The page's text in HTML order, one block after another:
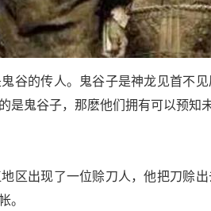
谷的传人。鬼谷子是神龙见首不
是鬼谷子，那麽他们拥有可以预知
区出现了一位赊刀人，他把刀赊出
。